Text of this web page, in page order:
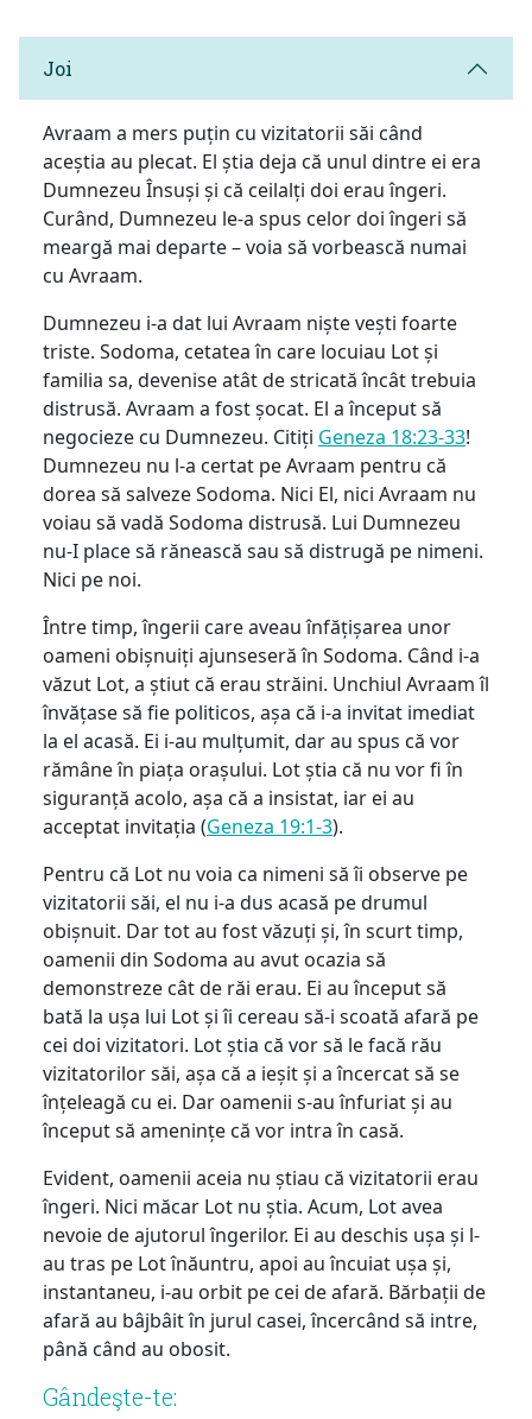
Joi
Avraam a mers puțin cu vizitatorii săi când
aceștia au plecat. El știa deja că unul dintre ei era
Dumnezeu Însuși și că ceilalți doi erau îngeri.
Curând, Dumnezeu le-a spus celor doi îngeri să
meargă mai departe – voia să vorbească numai
cu Avraam.
Dumnezeu i-a dat lui Avraam niște vești foarte
triste. Sodoma, cetatea în care locuiau Lot și
familia sa, devenise atât de stricată încât trebuia
distrusă. Avraam a fost șocat. El a început să
negocieze cu Dumnezeu. Citiți Geneza 18:23-33!
Dumnezeu nu l-a certat pe Avraam pentru că
dorea să salveze Sodoma. Nici El, nici Avraam nu
voiau să vadă Sodoma distrusă. Lui Dumnezeu
nu-I place să rănească sau să distrugă pe nimeni.
Nici pe noi.
Între timp, îngerii care aveau înfățișarea unor
oameni obișnuiți ajunseseră în Sodoma. Când i-a
văzut Lot, a știut că erau străini. Unchiul Avraam îl
învățase să fie politicos, așa că i-a invitat imediat
la el acasă. Ei i-au mulțumit, dar au spus că vor
rămâne în piața orașului. Lot știa că nu vor fi în
siguranță acolo, așa că a insistat, iar ei au
acceptat invitația (Geneza 19:1-3).
Pentru că Lot nu voia ca nimeni să îi observe pe
vizitatorii săi, el nu i-a dus acasă pe drumul
obișnuit. Dar tot au fost văzuți și, în scurt timp,
oamenii din Sodoma au avut ocazia să
demonstreze cât de răi erau. Ei au început să
bată la ușa lui Lot și îi cereau să-i scoată afară pe
cei doi vizitatori. Lot știa că vor să le facă rău
vizitatorilor săi, așa că a ieșit și a încercat să se
înțeleagă cu ei. Dar oamenii s-au înfuriat și au
început să amenințe că vor intra în casă.
Evident, oamenii aceia nu știau că vizitatorii erau
îngeri. Nici măcar Lot nu știa. Acum, Lot avea
nevoie de ajutorul îngerilor. Ei au deschis ușa și l-
au tras pe Lot înăuntru, apoi au încuiat ușa și,
instantaneu, i-au orbit pe cei de afară. Bărbații de
afară au bâjbâit în jurul casei, încercând să intre,
până când au obosit.
Gândeşte-te: